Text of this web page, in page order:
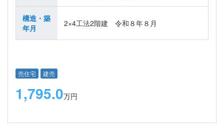
構造・築
年月
2×4工法2階建 令和８年８月
売住宅 建売
1,795.0万円